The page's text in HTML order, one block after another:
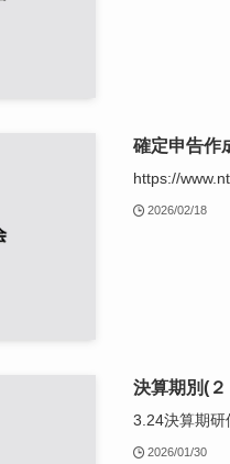
確定申告作
https://
2026/02/18
決算期別(２
3.24決算期研
2026/01/30